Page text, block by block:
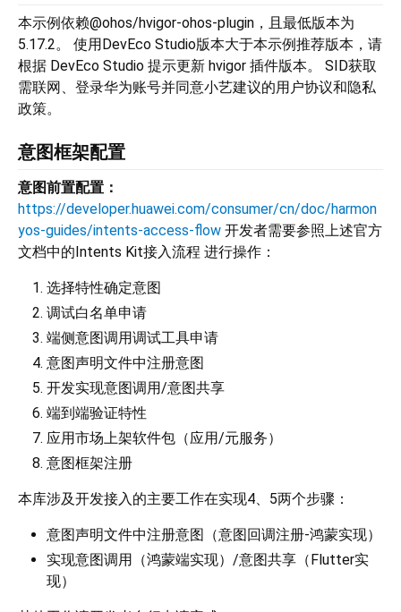
本示例依赖@ohos/hvigor-ohos-plugin，且最低版本为
5.17.2。 使用DevEco Studio版本大于本示例推荐版本，请
根据 DevEco Studio 提示更新 hvigor 插件版本。 SID获取
需联网、登录华为账号并同意小艺建议的用户协议和隐私
政策。
意图框架配置
意图前置配置：
https://developer.huawei.com/consumer/cn/doc/harmon
yos-guides/intents-access-flow 开发者需要参照上述官方
文档中的Intents Kit接入流程 进行操作：
选择特性确定意图
调试白名单申请
端侧意图调用调试工具申请
意图声明文件中注册意图
开发实现意图调用/意图共享
端到端验证特性
应用市场上架软件包（应用/元服务）
意图框架注册
本库涉及开发接入的主要工作在实现4、5两个步骤：
意图声明文件中注册意图（意图回调注册-鸿蒙实现）
实现意图调用（鸿蒙端实现）/意图共享（Flutter实
现）